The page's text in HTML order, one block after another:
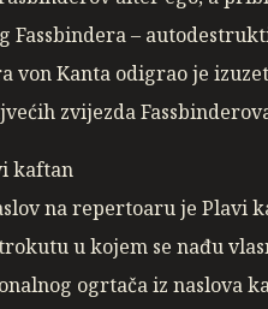
Fassbindera –
von Kanta odigrao je
zvijezda
kaftan
na repertoaru je Plavi
u kojem se nađu
ogrtača iz naslova